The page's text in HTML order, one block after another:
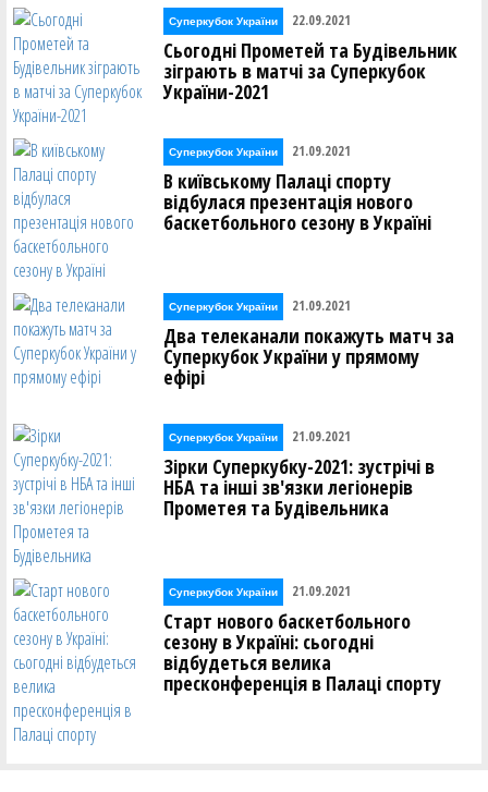
Суперкубок України 22.09.2021
Сьогодні Прометей та Будівельник
зіграють в матчі за Суперкубок
України-2021
Суперкубок України 21.09.2021
В київському Палаці спорту
відбулася презентація нового
баскетбольного сезону в Україні
Суперкубок України 21.09.2021
Два телеканали покажуть матч за
Суперкубок України у прямому
ефірі
Суперкубок України 21.09.2021
Зірки Суперкубку-2021: зустрічі в
НБА та інші зв'язки легіонерів
Прометея та Будівельника
Суперкубок України 21.09.2021
Старт нового баскетбольного
сезону в Україні: сьогодні
відбудеться велика
пресконференція в Палаці спорту